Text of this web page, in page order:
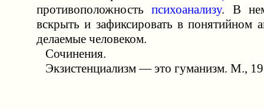
противоположностьпсихоанализу. В нем
вскрыть и зафиксировать в понятийном
делаемые человеком.
Сочинения.
Экзистенциализм — это гуманизм. М.,